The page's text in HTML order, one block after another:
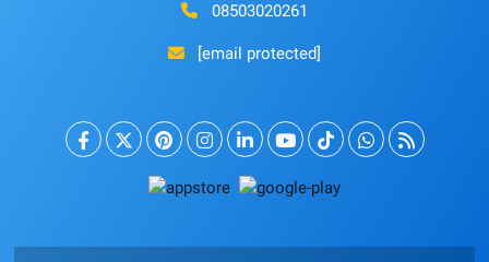
08503020261
[email protected]